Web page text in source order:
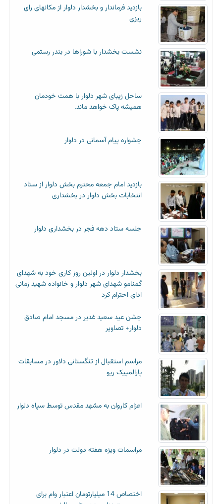
بازدید فرماندار و بخشدار دلوار از مکانهای رای
ریزی
نشست بخشدار با شوراها در بندر رستمی
ساحل زیبای شهر دلوار با همت خودمان
همیشه پاک خواهد ماند.
جشواره پیام آسمانی در دلوار
بازدید امام جمعه محترم بخش دلوار از ستاد
انتخابات بخش دلوار در بخشداری
جلسه ستاد دهه فجر در بخشداری دلوار
بخشدار دلوار در اولین روز کاری خود به شهدای
گمنامو شهدای شهر دلوار و خانواده شهید زمانی
ادای احترام کرد
جشن عید سعید غدیر در مسجد امام صادق
دلوار+ تصاویر
مراسم استقبال از تنگستانی دلاور در مسابقات
پارالمپیک ریو
اعزام کاروان به مشهد مقدس توسط سپاه دلوار
مراسمات ویژه هفته دولت در دلوار
اختصاص 14 میلیارتومان اعتبار وام برای